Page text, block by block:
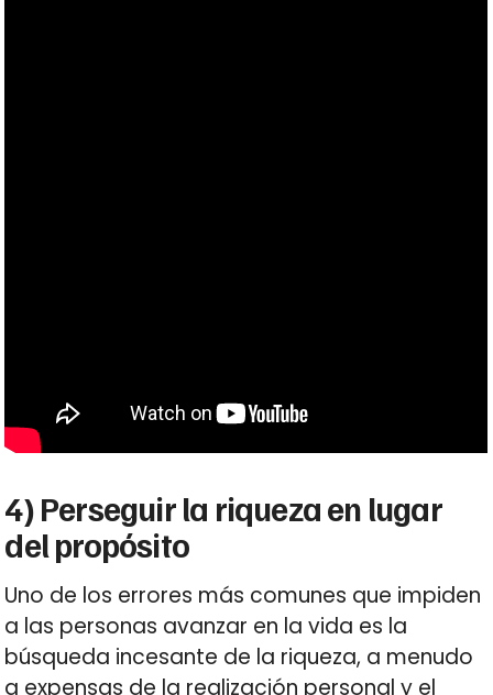
4) Perseguir la riqueza en lugar
del propósito
Uno de los errores más comunes que impiden
a las personas avanzar en la vida es la
búsqueda incesante de la riqueza, a menudo
a expensas de la realización personal y el